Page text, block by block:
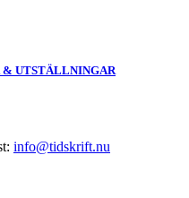
UTSTÄLLNINGAR
info@tidskrift.nu